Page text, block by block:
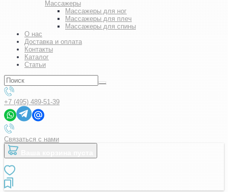
Массажеры
Массажеры для ног
Массажеры для плеч
Массажеры для спины
О нас
Доставка и оплата
Контакты
Каталог
Статьи
+7 (495) 489-51-39
Связаться с нами